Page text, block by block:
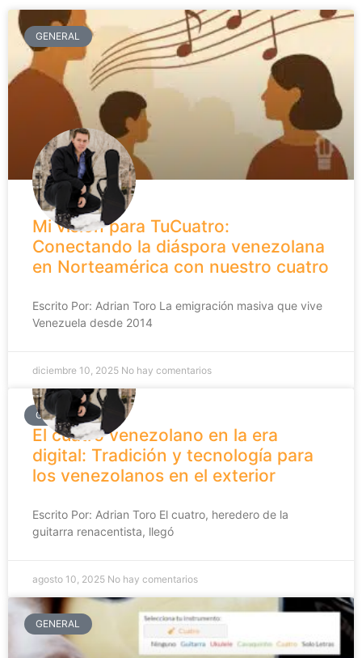
GENERAL
Mi visión para TuCuatro:
Conectando la diáspora venezolana
en Norteamérica con nuestro cuatro
Escrito Por: Adrian Toro La emigración masiva que vive
Venezuela desde 2014
diciembre 10, 2025 No hay comentarios
GENERAL
El cuatro venezolano en la era
digital: Tradición y tecnología para
los venezolanos en el exterior
Escrito Por: Adrian Toro El cuatro, heredero de la
guitarra renacentista, llegó
agosto 10, 2025 No hay comentarios
GENERAL